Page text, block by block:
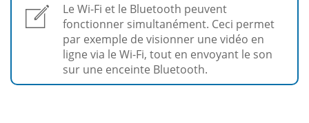
Le Wi-Fi et le Bluetooth peuvent
fonctionner simultanément. Ceci permet
par exemple de visionner une vidéo en
ligne via le Wi-Fi, tout en envoyant le son
sur une enceinte Bluetooth.